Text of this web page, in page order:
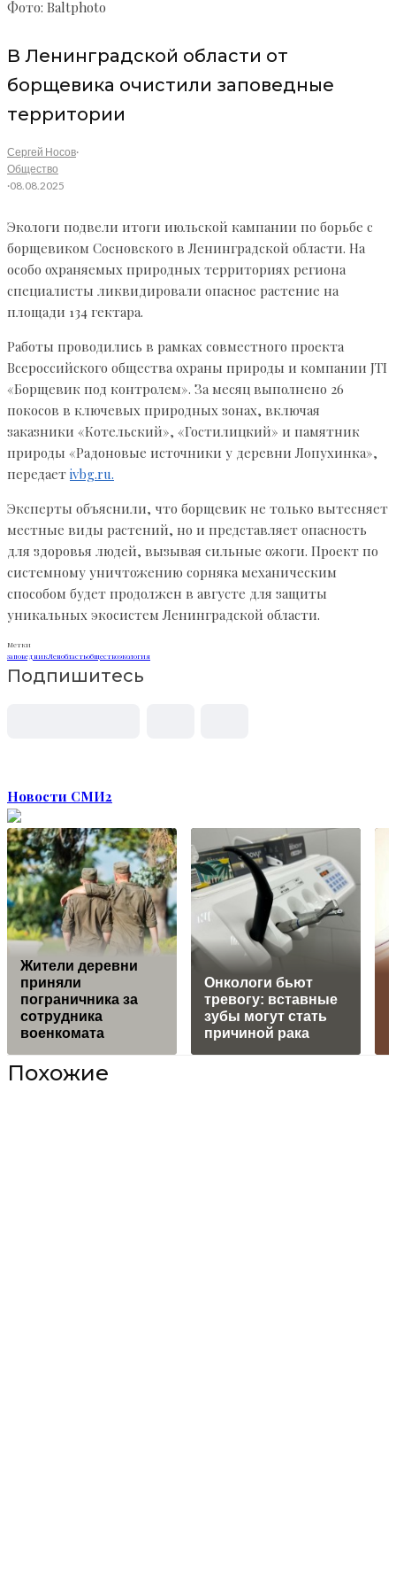
Фото: Baltphoto
В Ленинградской области от
борщевика очистили заповедные
территории
Сергей Носов·
Общество
·08.08.2025
Экологи подвели итоги июльской кампании по борьбе с
борщевиком Сосновского в Ленинградской области. На
особо охраняемых природных территориях региона
специалисты ликвидировали опасное растение на
площади 134 гектара.
Работы проводились в рамках совместного проекта
Всероссийского общества охраны природы и компании JTI
«Борщевик под контролем». За месяц выполнено 26
покосов в ключевых природных зонах, включая
заказники «Котельский», «Гостилицкий» и памятник
природы «Радоновые источники у деревни Лопухинка»,
передает ivbg.ru.
Эксперты объяснили, что борщевик не только вытесняет
местные виды растений, но и представляет опасность
для здоровья людей, вызывая сильные ожоги. Проект по
системному уничтожению сорняка механическим
способом будет продолжен в августе для защиты
уникальных экосистем Ленинградской области.
Метки
заповедникЛенобластьобществоэкология
Подпишитесь
Новости СМИ2
Жители деревни
приняли
пограничника за
сотрудника
военкомата
Онкологи бьют
тревогу: вставные
зубы могут стать
причиной рака
Похожие